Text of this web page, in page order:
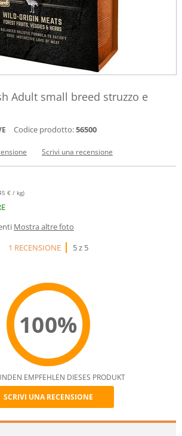
Adult small breed struzzo e
Codice prodotto:56500
Scrivi una recensione
€ / kg)
Mostra altre foto
1 RECENSIONE
5 z 5
100%
Recommend
EMPFEHLEN DIESES PRODUKT
SCRIVI UNA RECENSIONE